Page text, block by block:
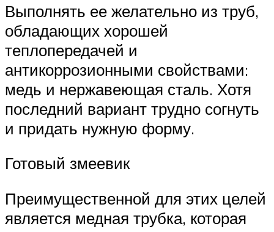
Выполнять ее желательно из труб,
обладающих хорошей
теплопередачей и
антикоррозионными свойствами:
медь и нержавеющая сталь. Хотя
последний вариант трудно согнуть
и придать нужную форму.
Готовый змеевик
Преимущественной для этих целей
является медная трубка, которая